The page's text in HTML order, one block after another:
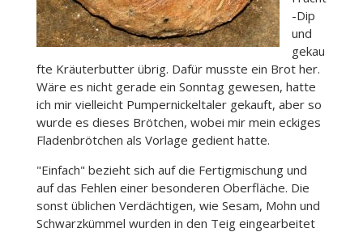
-Dip
und
gekau
fte Kräuterbutter übrig. Dafür musste ein Brot her.
Wäre es nicht gerade ein Sonntag gewesen, hatte
ich mir vielleicht Pumpernickeltaler gekauft, aber so
wurde es dieses Brötchen, wobei mir mein eckiges
Fladenbrötchen als Vorlage gedient hatte.
"Einfach" bezieht sich auf die Fertigmischung und
auf das Fehlen einer besonderen Oberfläche. Die
sonst üblichen Verdächtigen, wie Sesam, Mohn und
Schwarzkümmel wurden in den Teig eingearbeitet